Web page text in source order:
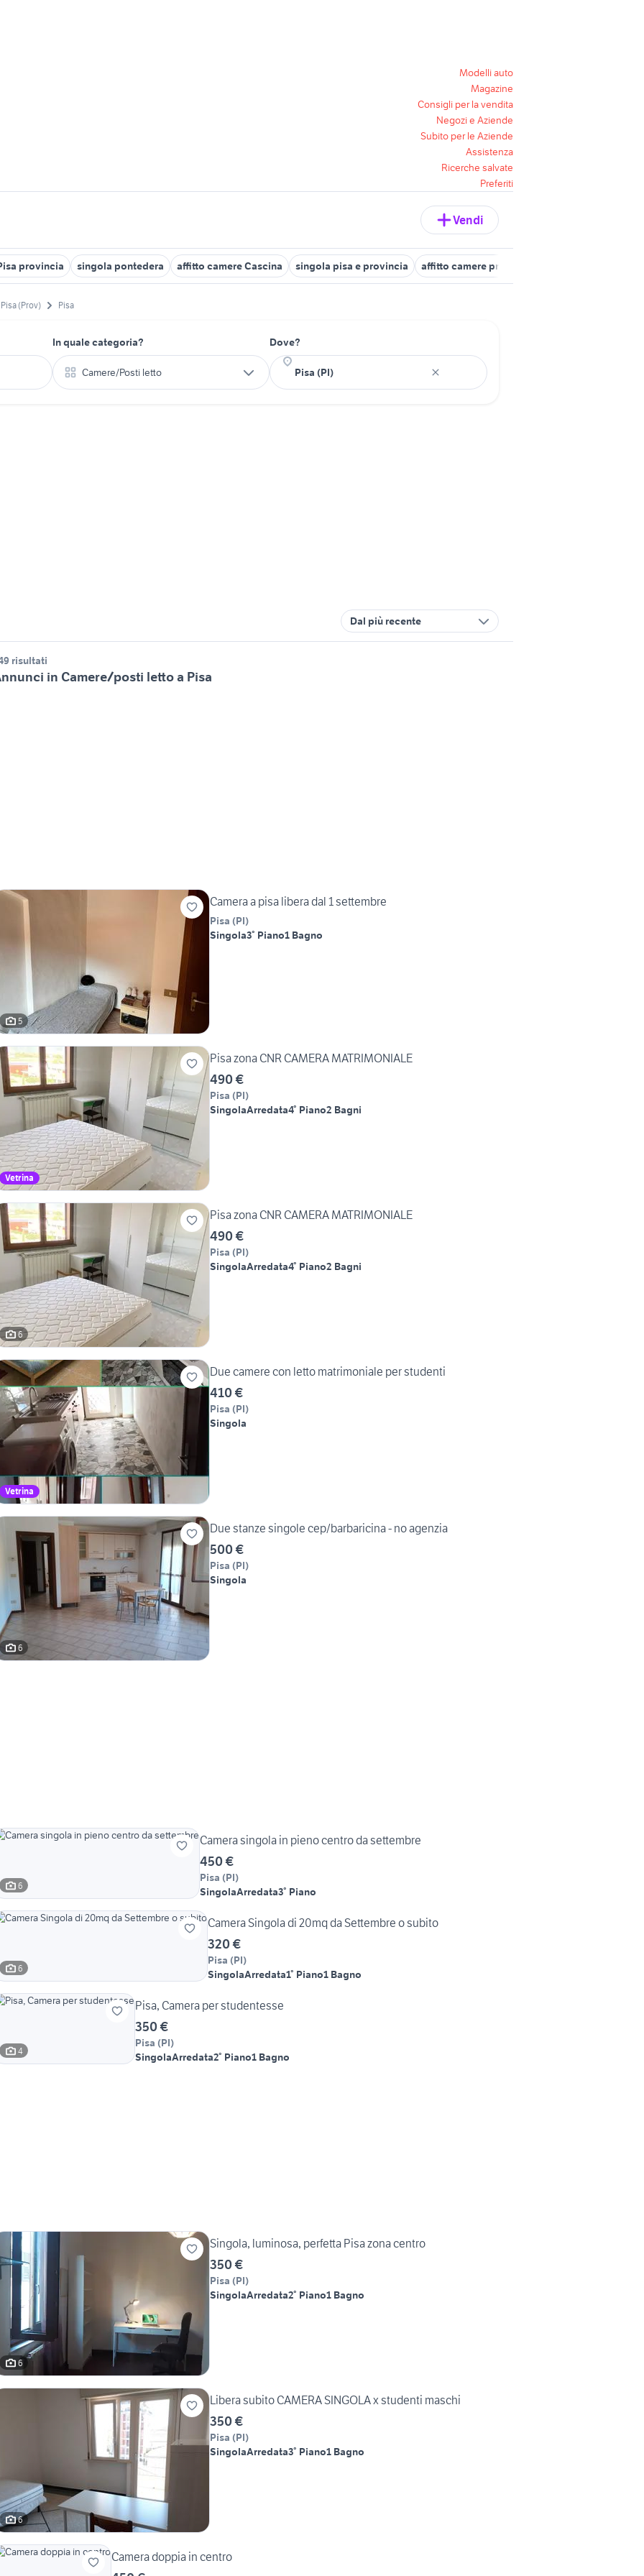
Modelli auto
Magazine
Consigli per la vendita
Negozi e Aziende
Subito per le Aziende
Assistenza
Ricerche salvate
Preferiti
Vendi
provincia singola pontedera affitto camere Cascina singola pisa e provincia affitto camere privato Pisa provincia
Pisa (Prov) Pisa
In quale categoria?
Camere/Posti letto
Dove?
Dal più recente
risultati
in Camere/posti letto a Pisa
5
Camera a pisa libera dal 1 settembre
Pisa (PI)
Singola3° Piano1 Bagno
Vetrina
Pisa zona CNR CAMERA MATRIMONIALE
490 €
Pisa (PI)
SingolaArredata4° Piano2 Bagni
6
Pisa zona CNR CAMERA MATRIMONIALE
490 €
Pisa (PI)
SingolaArredata4° Piano2 Bagni
Vetrina
Due camere con letto matrimoniale per studenti
410 €
Pisa (PI)
Singola
6
Due stanze singole cep/barbaricina - no agenzia
500 €
Pisa (PI)
Singola
6
Camera singola in pieno centro da settembre
450 €
Pisa (PI)
SingolaArredata3° Piano
6
Camera Singola di 20mq da Settembre o subito
320 €
Pisa (PI)
SingolaArredata1° Piano1 Bagno
4
Pisa, Camera per studentesse
350 €
Pisa (PI)
SingolaArredata2° Piano1 Bagno
6
Singola, luminosa, perfetta Pisa zona centro
350 €
Pisa (PI)
SingolaArredata2° Piano1 Bagno
6
Libera subito CAMERA SINGOLA x studenti maschi
350 €
Pisa (PI)
SingolaArredata3° Piano1 Bagno
Camera doppia in centro